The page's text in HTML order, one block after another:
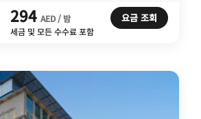
294 AED / 밤
세금 및 모든 수수료 포함
요금 조회